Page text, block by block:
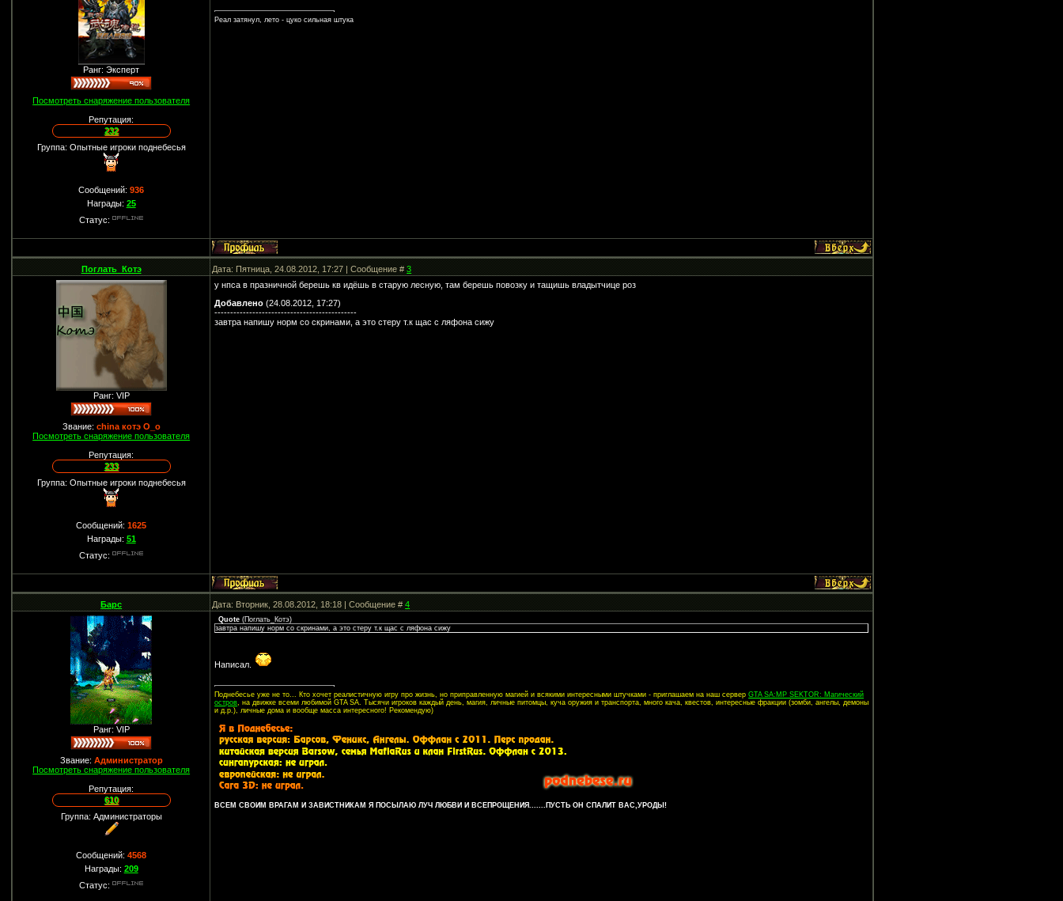
Ранг: Эксперт
Посмотреть снаряжение пользователя
Репутация:
232
Группа: Опытные игроки поднебесья
Сообщений:936
Награды: 25
Статус:
Реал затянул, лето - цуко сильная штука
Поглать_Котэ Дата: Пятница, 24.08.2012, 17:27 | Сообщение #3
Ранг: VIP
Звание: china котэ О_о
Посмотреть снаряжение пользователя
Репутация:
233
Группа: Опытные игроки поднебесья
Сообщений:1625
Награды: 51
Статус:
у нпса в празничной берешь кв идёшь в старую лесную, там берешь повозку и тащишь владытчице роз
Добавлено (24.08.2012, 17:27)
---------------------------------------------
завтра напишу норм со скринами, а это стеру т.к щас с ляфона сижу
Барс Дата: Вторник, 28.08.2012, 18:18 | Сообщение #4
Ранг: VIP
Звание: Администратор
Посмотреть снаряжение пользователя
Репутация:
610
Группа: Администраторы
Сообщений:4568
Награды: 209
Статус:
Quote (Поглать_Котэ)
завтра напишу норм со скринами, а это стеру т.к щас с ляфона сижу
Написал.
Поднебесье уже не то... Кто хочет реалистичную игру про жизнь, но приправленную магией и всякими интересными штучками - приглашаем на наш серверGTA SA:MP SEKTOR: Магический
остров, на движке всеми любимой GTA SA. Тысячи игроков каждый день, магия, личные питомцы, куча оружия и транспорта, много кача, квестов, интересные фракции (зомби, ангелы, демоны
и д.р.), личные дома и вообще масса интересного! Рекомендую)
ВСЕМ СВОИМ ВРАГАМ И ЗАВИСТНИКАМ Я ПОСЫЛАЮ ЛУЧ ЛЮБВИ И ВСЕПРОЩЕНИЯ.......ПУСТЬ ОН СПАЛИТ ВАС,УРОДЫ!